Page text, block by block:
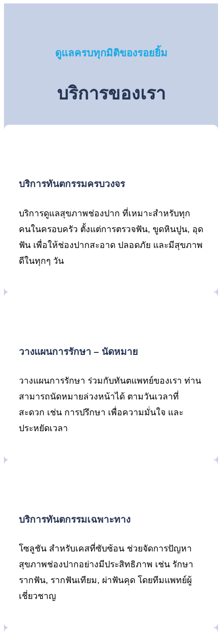
ดูแลครบทุกมิติของรอยยิ้ม
บริการของเรา
บริการทันตกรรมครบวงจร
บริการดูแลสุขภาพช่องปาก ที่เหมาะสำหรับทุก
คนในครอบครัว ตั้งแต่การตรวจฟัน, ขูดหินปูน, อุด
ฟัน เพื่อให้ช่องปากสะอาด ปลอดภัย และมีสุขภาพ
ดีในทุกๆ วัน
วางแผนการรักษา – นัดหมาย
วางแผนการรักษา ร่วมกับทันตแพทย์ของเรา ท่าน
สามารถนัดหมายล่วงหน้าได้ ตามวันเวลาที่
สะดวก เช่น การปรึกษา เพื่อความมั่นใจ และ
ประหยัดเวลา
บริการทันตกรรมเฉพาะทาง
โซลูชัน สำหรับเคสที่ซับซ้อน ช่วยจัดการปัญหา
สุขภาพช่องปากอย่างมีประสิทธิภาพ เช่น รักษา
รากฟัน, รากฟันเทียม, ผ่าฟันคุด โดยทีมแพทย์ผู้
เชี่ยวชาญ